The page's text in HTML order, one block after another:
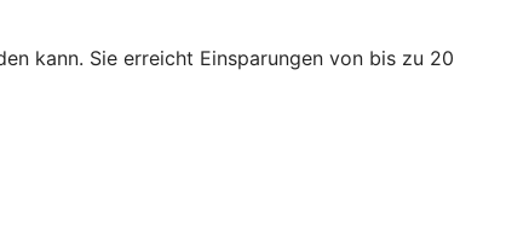
kann. Sie erreicht Einsparungen von bis zu 20